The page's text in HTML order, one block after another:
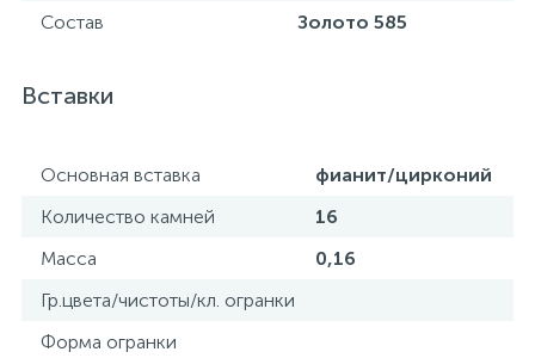
Состав
Золото 585
Вставки
Основная вставка
фианит/цирконий
Количество камней
16
Масса
0,16
Гр.цвета/чистоты/кл. огранки
Форма огранки